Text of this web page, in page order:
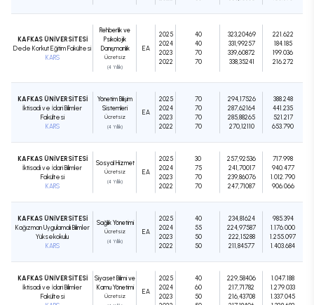
KAFKAS ÜNİVERSİTESİ
Dede Korkut Eğitim Fakültesi
KARS
Rehberlik ve
Psikolojik
Danışmanlık
Ücretsiz
(4 Yıllık)
EA
2025
2024
2023
2022
40
40
70
70
323,20469
331,99257
339,60872
338,35241
221.622
184.185
199.036
216.272
KAFKAS ÜNİVERSİTESİ
İktisadi ve İdari Bilimler
Fakültesi
KARS
Yönetim Bilişim
Sistemleri
Ücretsiz
(4 Yıllık)
EA
2025
2024
2023
2022
70
70
70
70
294,17526
287,62164
285,88265
270,12110
388.248
441.235
521.217
653.790
KAFKAS ÜNİVERSİTESİ
İktisadi ve İdari Bilimler
Fakültesi
KARS
Sosyal Hizmet
Ücretsiz
(4 Yıllık)
EA
2025
2024
2023
2022
30
75
70
70
257,92536
241,70017
239,86076
247,71087
717.998
940.477
1.012.790
906.066
KAFKAS ÜNİVERSİTESİ
Kağızman Uygulamalı Bilimler
Yüksekokulu
KARS
Sağlık Yönetimi
Ücretsiz
(4 Yıllık)
EA
2025
2024
2023
2022
40
55
50
50
234,81624
224,97587
222,15288
211,84577
985.394
1.176.000
1.255.097
1.403.684
KAFKAS ÜNİVERSİTESİ
İktisadi ve İdari Bilimler
Fakültesi
Siyaset Bilimi ve
Kamu Yönetimi
Ücretsiz
EA
2025
2024
2023
40
60
50
229,58406
217,71782
216,43708
1.047.188
1.279.033
1.337.045